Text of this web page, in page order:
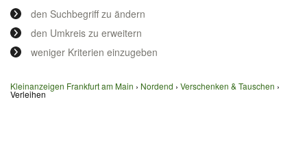
den Suchbegriff zu ändern
den Umkreis zu erweitern
weniger Kriterien einzugeben
Kleinanzeigen Frankfurt am Main Nordend Verschenken & Tauschen
Verleihen